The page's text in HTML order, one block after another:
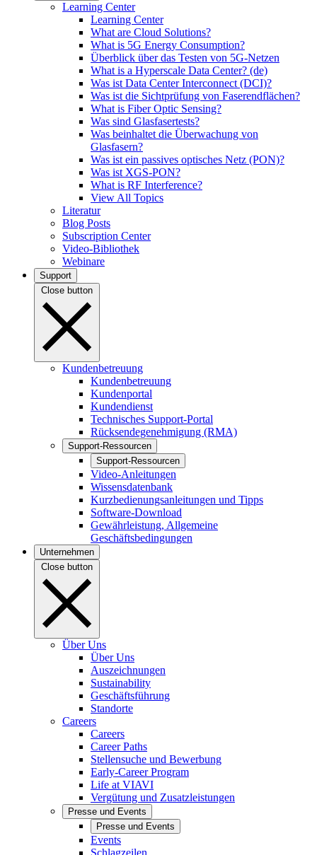
Learning Center
Learning Center
What are Cloud Solutions?
What is 5G Energy Consumption?
Überblick über das Testen von 5G-Netzen
What is a Hyperscale Data Center? (de)
Was ist Data Center Interconnect (DCI)?
Was ist die Sichtprüfung von Faserendflächen?
What is Fiber Optic Sensing?
Was sind Glasfasertests?
Was beinhaltet die Überwachung von
Glasfasern?
Was ist ein passives optisches Netz (PON)?
Was ist XGS-PON?
What is RF Interference?
View All Topics
Literatur
Blog Posts
Subscription Center
Video-Bibliothek
Webinare
Support
Close button
Kundenbetreuung
Kundenbetreuung
Kundenportal
Kundendienst
Technisches Support-Portal
Rücksendegenehmigung (RMA)
Support-Ressourcen
Support-Ressourcen
Video-Anleitungen
Wissensdatenbank
Kurzbedienungsanleitungen und Tipps
Software-Download
Gewährleistung, Allgemeine
Geschäftsbedingungen
Unternehmen
Close button
Über Uns
Über Uns
Auszeichnungen
Sustainability
Geschäftsführung
Standorte
Careers
Careers
Career Paths
Stellensuche und Bewerbung
Early-Career Program
Life at VIAVI
Vergütung und Zusatzleistungen
Presse und Events
Presse und Events
Events